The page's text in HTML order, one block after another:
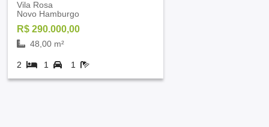
Vila Rosa
Novo Hamburgo
R$ 290.000,00
48,00 m²
2 1 1